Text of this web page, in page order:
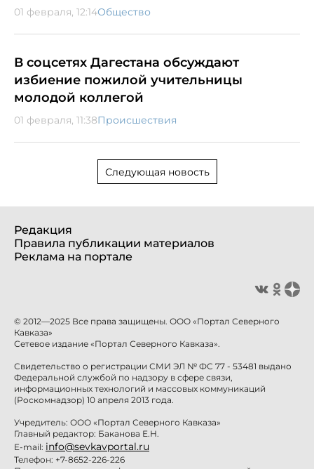
01 февраля, 12:14Общество
В соцсетях Дагестана обсуждают
избиение пожилой учительницы
молодой коллегой
01 февраля, 11:38Происшествия
Следующая новость
Редакция
Правила публикации материалов
Реклама на портале
© 2012—2025 Все права защищены. ООО «Портал Северного
Кавказа»
Сетевое издание «Портал Северного Кавказа».
Свидетельство о регистрации СМИ ЭЛ № ФС 77 - 53481 выдано
Федеральной службой по надзору в сфере связи,
информационных технологий и массовых коммуникаций
(Роскомнадзор) 10 апреля 2013 года.
Учредитель: ООО «Портал Северного Кавказа»
Главный редактор: Баканова Е.Н.
E-mail: info@sevkavportal.ru
Телефон: +7-8652-226-226